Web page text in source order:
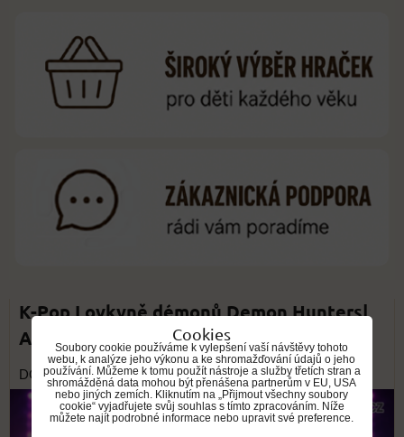
K-Pop Lovkyně démonů Demon Hunters|
Akční figurka typ 1
DOPRAVA ZDARMA
Cookies
Soubory cookie používáme k vylepšení vaší návštěvy tohoto
webu, k analýze jeho výkonu a ke shromažďování údajů o jeho
používání. Můžeme k tomu použít nástroje a služby třetích stran a
shromážděná data mohou být přenášena partnerům v EU, USA
nebo jiných zemích. Kliknutím na „Přijmout všechny soubory
cookie“ vyjadřujete svůj souhlas s tímto zpracováním. Níže
můžete najít podrobné informace nebo upravit své preference.